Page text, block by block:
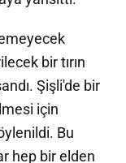
bir tırın
Şişli'de bir
için
Bu
hep bir elden